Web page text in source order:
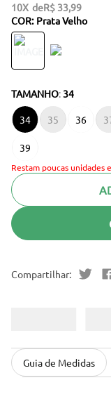
10 R$ 33,99
COR: Prata Velho
TAMANHO: 34
34 35 36
39
Restam poucas unidades
Guia de Medidas